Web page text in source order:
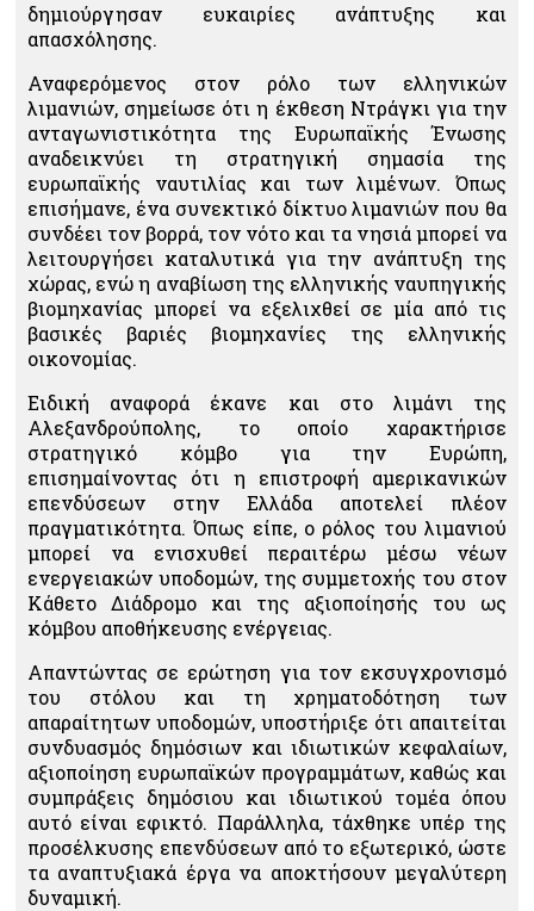
δημιούργησαν ευκαιρίες ανάπτυξης και
απασχόλησης.
Αναφερόμενος στον ρόλο των ελληνικών
λιμανιών, σημείωσε ότι η έκθεση Ντράγκι για την
ανταγωνιστικότητα της Ευρωπαϊκής Ένωσης
αναδεικνύει τη στρατηγική σημασία της
ευρωπαϊκής ναυτιλίας και των λιμένων. Όπως
επισήμανε, ένα συνεκτικό δίκτυο λιμανιών που θα
συνδέει τον βορρά, τον νότο και τα νησιά μπορεί να
λειτουργήσει καταλυτικά για την ανάπτυξη της
χώρας, ενώ η αναβίωση της ελληνικής ναυπηγικής
βιομηχανίας μπορεί να εξελιχθεί σε μία από τις
βασικές βαριές βιομηχανίες της ελληνικής
οικονομίας.
Ειδική αναφορά έκανε και στο λιμάνι της
Αλεξανδρούπολης, το οποίο χαρακτήρισε
στρατηγικό κόμβο για την Ευρώπη,
επισημαίνοντας ότι η επιστροφή αμερικανικών
επενδύσεων στην Ελλάδα αποτελεί πλέον
πραγματικότητα. Όπως είπε, ο ρόλος του λιμανιού
μπορεί να ενισχυθεί περαιτέρω μέσω νέων
ενεργειακών υποδομών, της συμμετοχής του στον
Κάθετο Διάδρομο και της αξιοποίησής του ως
κόμβου αποθήκευσης ενέργειας.
Απαντώντας σε ερώτηση για τον εκσυγχρονισμό
του στόλου και τη χρηματοδότηση των
απαραίτητων υποδομών, υποστήριξε ότι απαιτείται
συνδυασμός δημόσιων και ιδιωτικών κεφαλαίων,
αξιοποίηση ευρωπαϊκών προγραμμάτων, καθώς και
συμπράξεις δημόσιου και ιδιωτικού τομέα όπου
αυτό είναι εφικτό. Παράλληλα, τάχθηκε υπέρ της
προσέλκυσης επενδύσεων από το εξωτερικό, ώστε
τα αναπτυξιακά έργα να αποκτήσουν μεγαλύτερη
δυναμική.